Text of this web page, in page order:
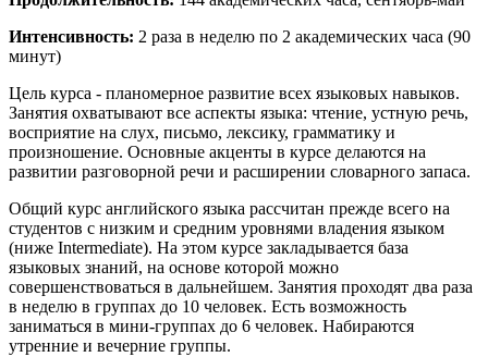
Интенсивность: 2 раза в неделю по 2 академических часа (90
минут)
Цель курса - планомерное развитие всех языковых навыков.
Занятия охватывают все аспекты языка: чтение, устную речь,
восприятие на слух, письмо, лексику, грамматику и
произношение. Основные акценты в курсе делаются на
развитии разговорной речи и расширении словарного запаса.
Общий курс английского языка рассчитан прежде всего на
студентов с низким и средним уровнями владения языком
(ниже Intermediate). На этом курсе закладывается база
языковых знаний, на основе которой можно
совершенствоваться в дальнейшем. Занятия проходят два раза
в неделю в группах до 10 человек. Есть возможность
заниматься в мини-группах до 6 человек. Набираются
утренние и вечерние группы.